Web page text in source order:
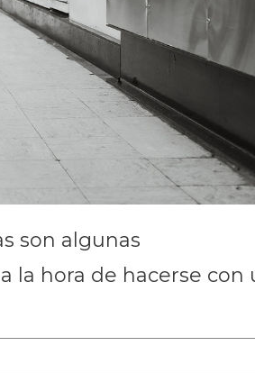
son algunas
la hora de hacerse con